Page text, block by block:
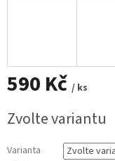
590 Kč / ks
cena:
Zvolte variantu
Varianta